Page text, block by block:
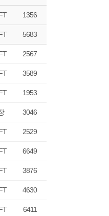
1356
5683
2567
3589
1953
3046
2529
6649
3876
4630
6411